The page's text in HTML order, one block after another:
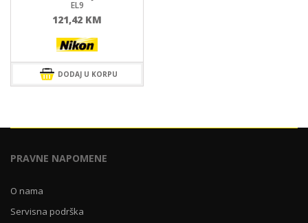
EL9
121,42 KM
DODAJ U KORPU
PRAVNE NAPOMENE
O nama
Servisna podrška